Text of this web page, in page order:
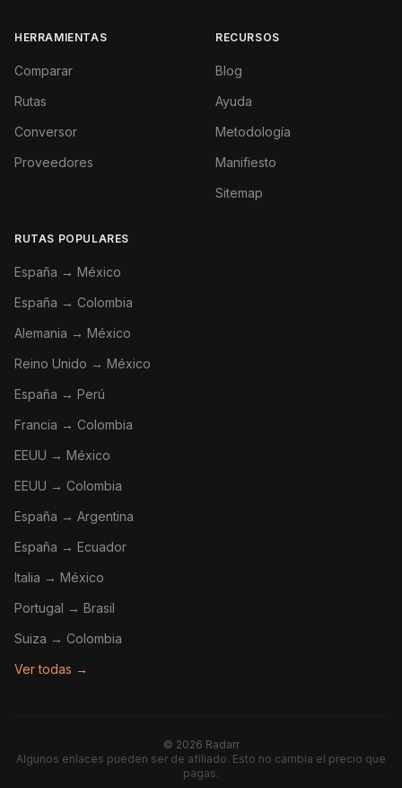
HERRAMIENTAS
Comparar
Rutas
Conversor
Proveedores
RECURSOS
Blog
Ayuda
Metodología
Manifiesto
Sitemap
RUTAS POPULARES
España → México
España → Colombia
Alemania → México
Reino Unido → México
España → Perú
Francia → Colombia
EEUU → México
EEUU → Colombia
España → Argentina
España → Ecuador
Italia → México
Portugal → Brasil
Suiza → Colombia
Ver todas →
© 2026 Radarr
Algunos enlaces pueden ser de afiliado. Esto no cambia el precio que
pagas.